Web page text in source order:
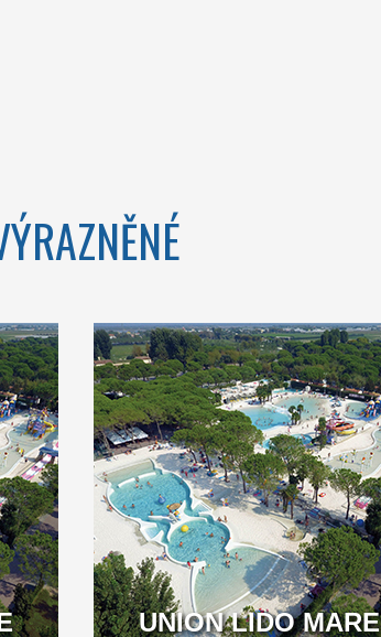
UNION LIDO MARE
WELCOME TO THE
FIRST 5 STAR CAMPING
IN ITALY
VENETO